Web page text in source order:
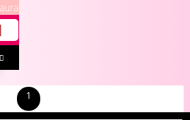
1